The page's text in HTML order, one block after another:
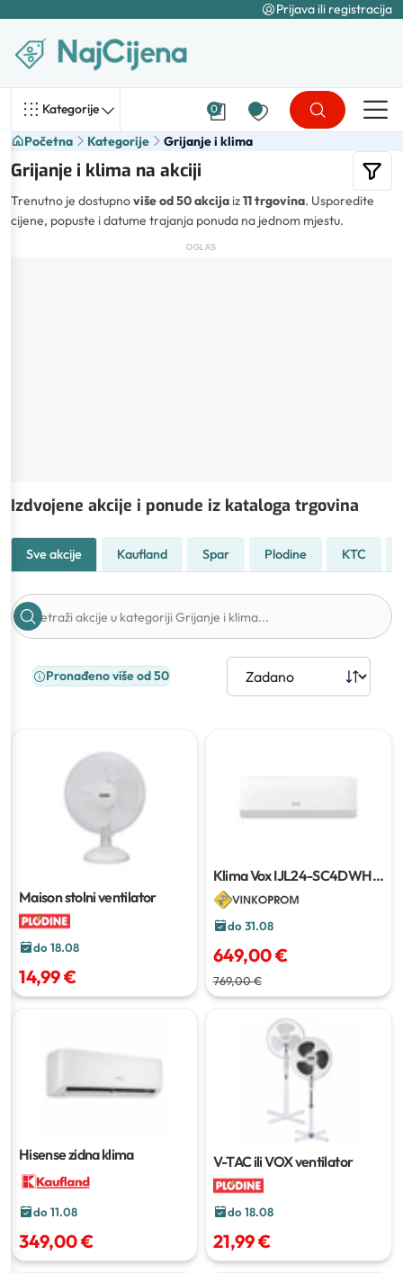
Prijava ili registracija
Kategorije 0
Početna Kategorije Grijanje i klima
Grijanje i klima na akciji
Trenutno je dostupnoviše od 50 akcija iz11 trgovina. Usporedite
cijene, popuste i datume trajanja ponuda na jednom mjestu.
OGLAS
Izdvojene akcije i ponude iz kataloga trgovina
Sve akcije Kaufland Spar Plodine KTC
Pronađeno više od 50
Maison stolni ventilator
do 18.08
14,99 €
Klima Vox IJL24-SC4DWH
Wi-Fi
do 31.08
649,00 €
769,00 €
Hisense zidna klima
do 11.08
349,00 €
V-TAC ili VOX ventilator
do 18.08
21,99 €